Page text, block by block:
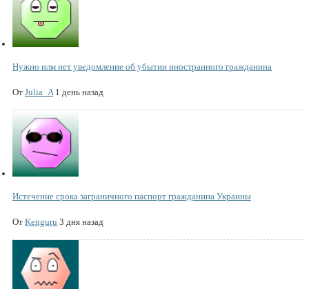
Нужно илм нет уведомление об убытии иностранного гражданина
От Julia_A 1 день назад
Истечение срока заграничного паспорт гражданина Украины
От Kenguru 3 дня назад